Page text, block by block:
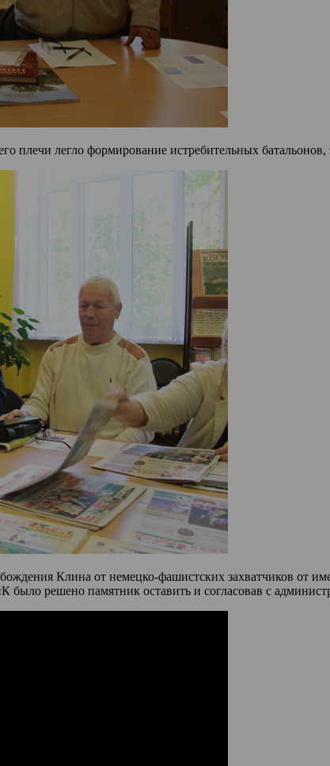
плечи легло формирование истребительных
Клина от немецко-фашистских захватчиков
решено памятник оставить и согласовав с